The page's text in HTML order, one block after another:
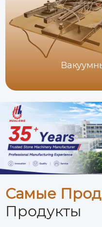
Самые
Продукты